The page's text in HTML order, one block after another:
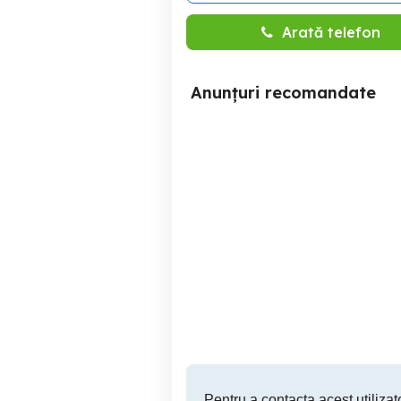
Arată telefon
Anunțuri recomandate